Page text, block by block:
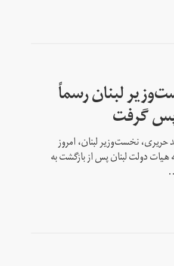
لبنان رسماً
پس گرفت
حریری، نخست‌وزیر لبنان، امروز
جلسه هیات دولت لبنان پس از بازگشت به